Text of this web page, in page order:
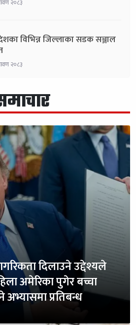
२०८३
विभिन्न जिल्लाका सडक सञ्जाल
२०८३
दिलाउने उद्देश्यले
अमेरिका पुगेर बच्चा
अभ्यासमा प्रतिबन्ध